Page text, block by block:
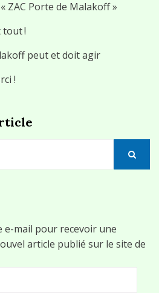
ZAC Porte de Malakoff »
!
peut et doit agir
!
e-mail pour recevoir une
article publié sur le site de